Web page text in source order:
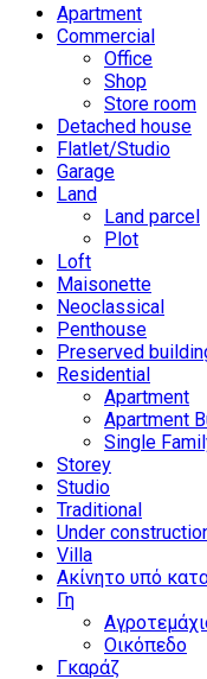
Apartment
Commercial
Office
Shop
Store room
Detached house
Flatlet/Studio
Garage
Land
Land parcel
Plot
Loft
Maisonette
Neoclassical
Penthouse
Preserved
Residential
Apartment
Apartment
Single
Storey
Studio
Traditional
Under
Villa
Ακίνητο υπό
Γη
Οικόπεδο
Γκαράζ